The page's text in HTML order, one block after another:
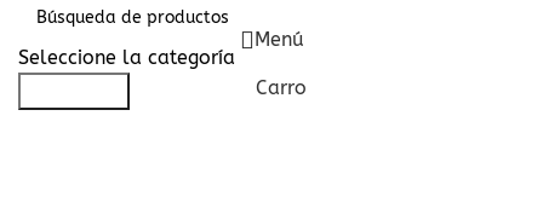
Seleccione la categoría
Menú
Carro